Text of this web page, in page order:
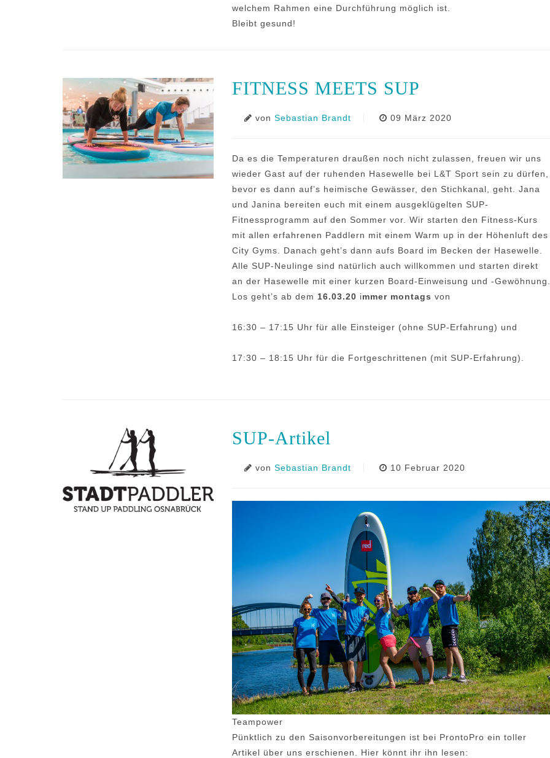
welchem Rahmen eine Durchführung möglich ist.
Bleibt gesund!
FITNESS MEETS SUP
von Sebastian Brandt 09 März 2020
Da es die Temperaturen draußen noch nicht zulassen, freuen wir uns
wieder Gast auf der ruhenden Hasewelle bei L&T Sport sein zu dürfen,
bevor es dann auf’s heimische Gewässer, den Stichkanal, geht. Jana
und Janina bereiten euch mit einem ausgeklügelten SUP-
Fitnessprogramm auf den Sommer vor. Wir starten den Fitness-Kurs
mit allen erfahrenen Paddlern mit einem Warm up in der Höhenluft des
City Gyms. Danach geht’s dann aufs Board im Becken der Hasewelle.
Alle SUP-Neulinge sind natürlich auch willkommen und starten direkt
an der Hasewelle mit einer kurzen Board-Einweisung und -Gewöhnung.
Los geht’s ab dem 16.03.20 immer montags von
16:30 – 17:15 Uhr für alle Einsteiger (ohne SUP-Erfahrung) und
17:30 – 18:15 Uhr für die Fortgeschrittenen (mit SUP-Erfahrung).
SUP-Artikel
von Sebastian Brandt 10 Februar 2020
Teampower
Pünktlich zu den Saisonvorbereitungen ist bei ProntoPro ein toller
Artikel über uns erschienen. Hier könnt ihr ihn lesen: